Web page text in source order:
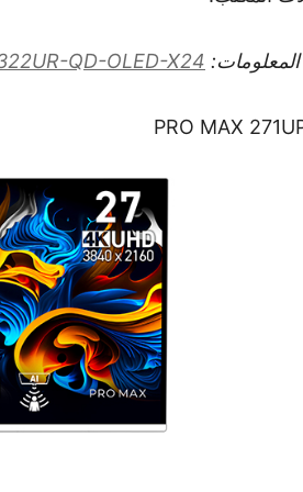
QD-OLED-X24
PRO MAX